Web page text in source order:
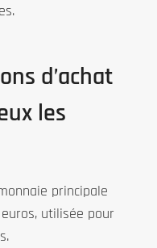
d’achat
les
principale
utilisée pour